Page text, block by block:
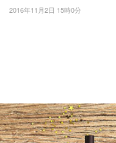
2016年11月2日 15時0分